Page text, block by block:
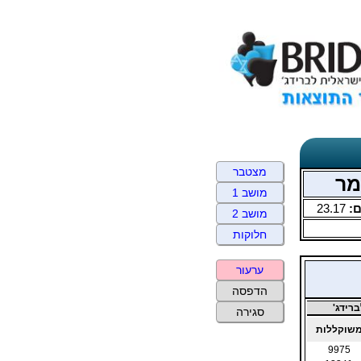
23.17
משוקללות
9975
מצטבר
מושב 1
מושב 2
חלוקות
ערעור
הדפסה
סגירה